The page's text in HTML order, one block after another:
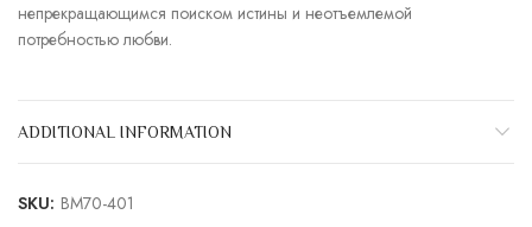
непрекращающимся поиском истины и неотъемлемой
потребностью любви.
ADDITIONAL INFORMATION
SKU: BM70-401